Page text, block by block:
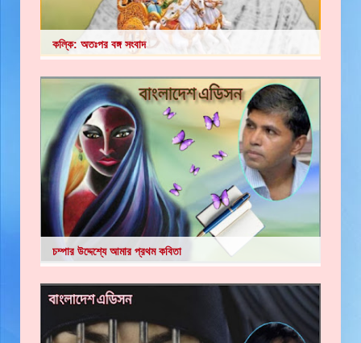
কল্কি: অতঃপর বঙ্গ সংবাদ
চম্পার উদ্দেশ্যে আমার প্রথম কবিতা